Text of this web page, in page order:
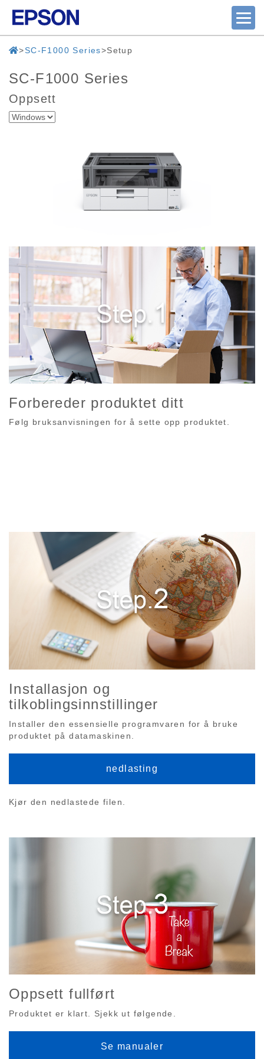
SC-F1000 Series Setup
SC-F1000 Series
Oppsett
Forbereder produktet ditt
Installasjon og
tilkoblingsinnstillinger
Installer den essensielle programvaren for å bruke
produktet på datamaskinen.
nedlasting
Kjør den nedlastede filen.
Oppsett fullført
Produktet er klart. Sjekk ut følgende.
Se manualer